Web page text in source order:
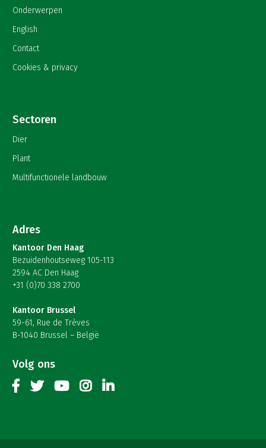
Onderwerpen
English
Contact
Cookies & privacy
Sectoren
Dier
Plant
Multifunctionele landbouw
Adres
Kantoor Den Haag
Bezuidenhoutseweg 105-113
2594 AC Den Haag
+31 (0)70 338 2700
Kantoor Brussel
59-61, Rue de Trèves
B-1040 Brussel – België
Volg ons